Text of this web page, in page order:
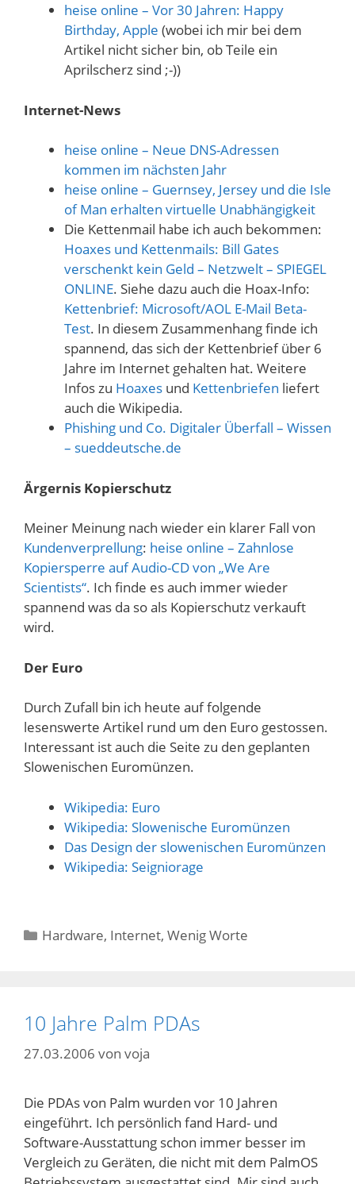
heise online – Vor 30 Jahren: Happy
Birthday, Apple (wobei ich mir bei dem
Artikel nicht sicher bin, ob Teile ein
Aprilscherz sind ;-))
Internet-News
heise online – Neue DNS-Adressen
kommen im nächsten Jahr
heise online – Guernsey, Jersey und die Isle
of Man erhalten virtuelle Unabhängigkeit
Die Kettenmail habe ich auch bekommen:
Hoaxes und Kettenmails: Bill Gates
verschenkt kein Geld – Netzwelt – SPIEGEL
ONLINE. Siehe dazu auch die Hoax-Info:
Kettenbrief: Microsoft/AOL E-Mail Beta-
Test. In diesem Zusammenhang finde ich
spannend, das sich der Kettenbrief über 6
Jahre im Internet gehalten hat. Weitere
Infos zu Hoaxes und Kettenbriefen liefert
auch die Wikipedia.
Phishing und Co. Digitaler Überfall – Wissen
– sueddeutsche.de
Ärgernis Kopierschutz
Meiner Meinung nach wieder ein klarer Fall von
Kundenverprellung: heise online – Zahnlose
Kopiersperre auf Audio-CD von „We Are
Scientists“. Ich finde es auch immer wieder
spannend was da so als Kopierschutz verkauft
wird.
Der Euro
Durch Zufall bin ich heute auf folgende
lesenswerte Artikel rund um den Euro gestossen.
Interessant ist auch die Seite zu den geplanten
Slowenischen Euromünzen.
Wikipedia: Euro
Wikipedia: Slowenische Euromünzen
Das Design der slowenischen Euromünzen
Wikipedia: Seigniorage
Kategorien
Hardware, Internet,Wenig Worte
10 Jahre Palm PDAs
27.03.2006 von voja
Die PDAs von Palm wurden vor 10 Jahren
eingeführt. Ich persönlich fand Hard- und
Software-Ausstattung schon immer besser im
Vergleich zu Geräten, die nicht mit dem PalmOS